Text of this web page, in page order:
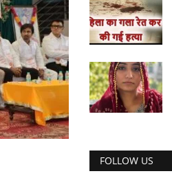
FOLLOW US